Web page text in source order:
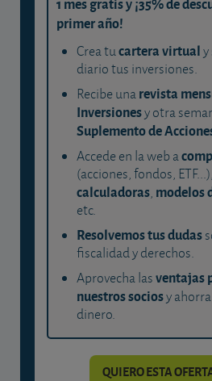
primer año!
Crea tucartera virtual
diario tus inversiones.
Recibe unarevista
Inversionesy otra
Suplemento de
Accede en la web a
(acciones, fondos, ETF...),
calculadoras, modelos
etc.
Resolvemos tus dudas
fiscalidad y derechos.
Aprovecha lasventajas
nuestros sociosy
dinero.
QUIERO ESTA